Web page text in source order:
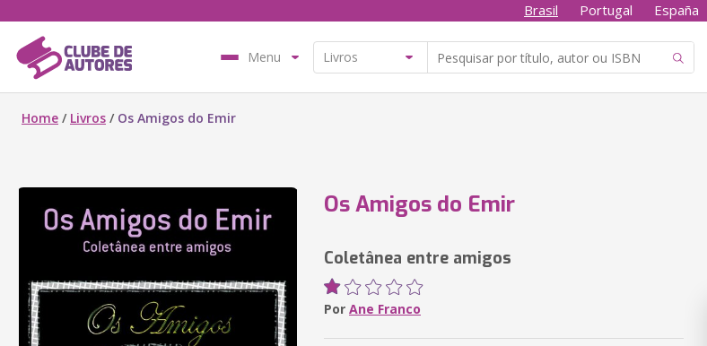
Brasil Portugal España
Menu
Home / Livros / Os Amigos do Emir
Os Amigos do Emir
Coletânea entre amigos
Por Ane Franco